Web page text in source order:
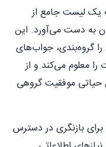
یک لیست جامع از
به دست می‌آورد. این
گروه‌بندی، جواب‌های
معلوم می‌کند و از
موفقیت گروهی
بازنگری در دسترس